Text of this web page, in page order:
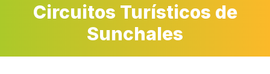
Circuitos Turísticos de
Sunchales